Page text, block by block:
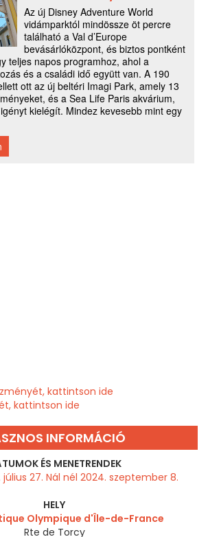
kattintson ide
kattintson ide
INFORMÁCIÓ
ÉS MENETRENDEK
27. Nál nél 2024. szeptember 8.
HELY
Olympique d'Île-de-France
Rte de Torcy